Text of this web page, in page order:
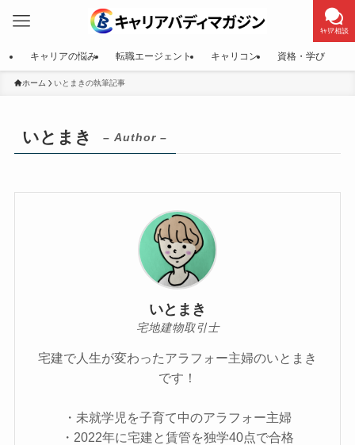
ｷｬﾘｱ相談
キャリアの悩み 転職エージェント キャリコン 資格・学び
ホーム いとまきの執筆記事
いとまき – Author –
いとまき
宅地建物取引士
宅建で人生が変わったアラフォー主婦のいとまき
です！
・未就学児を子育て中のアラフォー主婦
・2022年に宅建と賃管を独学40点で合格